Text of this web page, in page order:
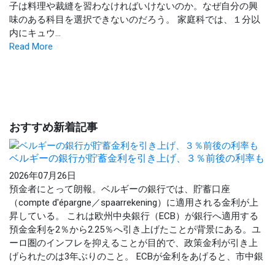
子は料理や裁縫を習わなければいけないのか。なぜ自分の興
味のある科目を選択できないのだろう。 家庭科では、１分以
内にキュウ...
Read More
おすすめ新着記事
ベルギーの銀行が貯蓄金利を引き上げ、３％前後の利率も
2026年07月26日
預金者にとって朗報。ベルギーの銀行では、貯蓄口座
（compte d'épargne／spaarrekening）に適用される金利が上
昇している。 これは欧州中央銀行（ECB）が銀行へ適用する
預金金利を2％から2.25％へ引き上げたことが背景にある。ユ
ーロ圏のインフレを抑えることが目的で、政策金利が引き上
げられたのは3年ぶりのこと。 ECBが金利をあげると、市中銀